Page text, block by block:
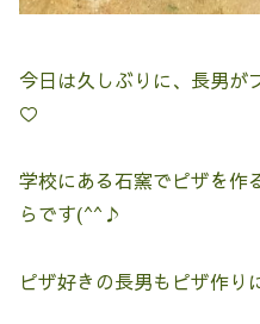
今日は久しぶりに、長男が
♡
学校にある石窯でピザを
らです(^^♪
ピザ好きの長男もピザ作